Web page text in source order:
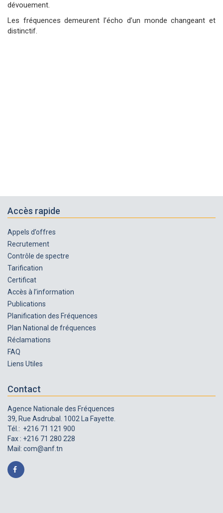
dévouement.
Les fréquences demeurent l’écho d’un monde changeant et
distinctif.
Accès rapide
Appels d’offres
Recrutement
Contrôle de spectre
Tarification
Certificat
Accès à l’information
Publications
Planification des Fréquences
Plan National de fréquences
Réclamations
FAQ
Liens Utiles
Contact
Agence Nationale des Fréquences
39, Rue Asdrubal. 1002 La Fayette.
Tél.: +216 71 121 900
Fax : +216 71 280 228
Mail: com@anf.tn